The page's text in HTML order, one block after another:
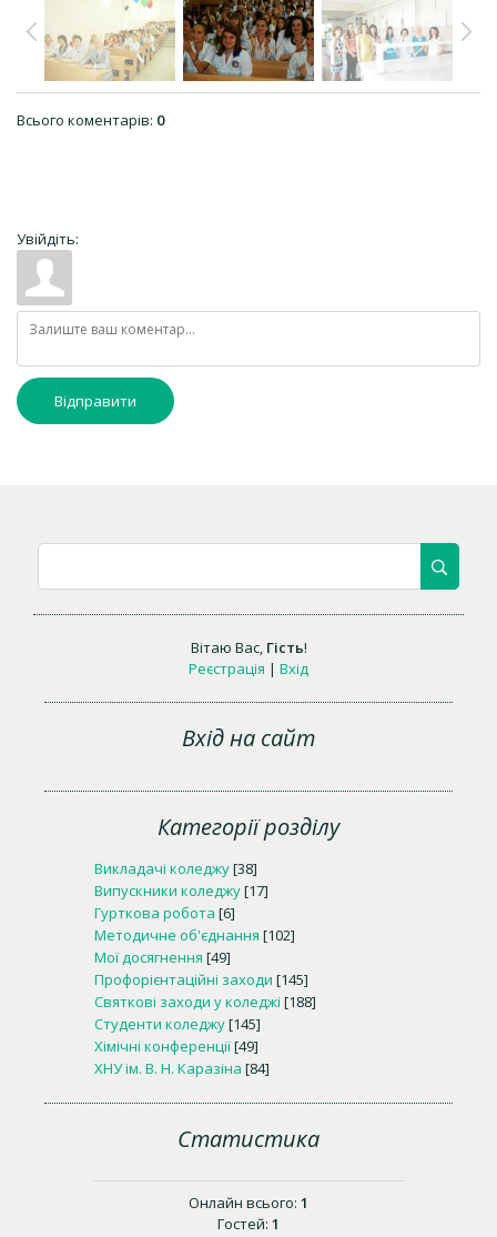
Всього коментарів: 0
Увійдіть:
Відправити
Вітаю Вас, Гість!
Реєстрація | Вхід
Вхід на сайт
Категорії розділу
Викладачі коледжу[38]
Випускники коледжу[17]
Гурткова робота [6]
Методичне об'єднання [102]
Мої досягнення [49]
Профорієнтаційні заходи [145]
Святкові заходи у коледжі [188]
Студенти коледжу[145]
Хімічні конференції[49]
ХНУ ім. В. Н. Каразіна [84]
Статистика
Онлайн всього: 1
Гостей: 1